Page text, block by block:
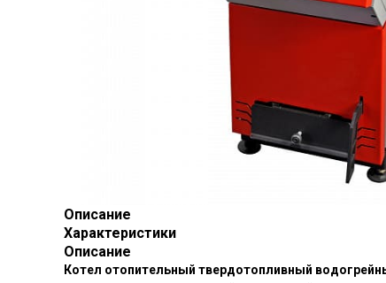
Описание
Характеристики
Описание
Котел отопительный твердотопливный